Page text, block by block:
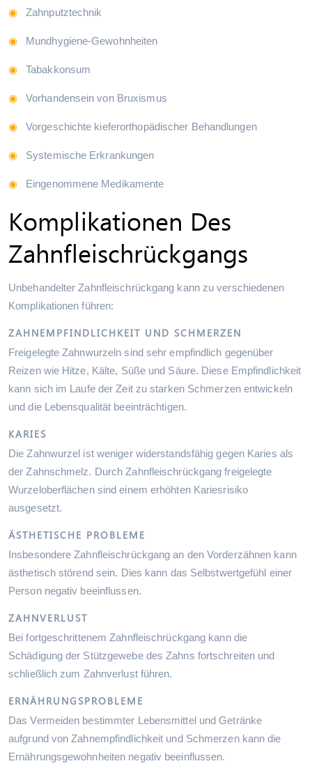
Zahnputztechnik
Mundhygiene-Gewohnheiten
Tabakkonsum
Vorhandensein von Bruxismus
Vorgeschichte kieferorthopädischer Behandlungen
Systemische Erkrankungen
Eingenommene Medikamente
Komplikationen Des
Zahnfleischrückgangs
Unbehandelter Zahnfleischrückgang kann zu verschiedenen
Komplikationen führen:
ZAHNEMPFINDLICHKEIT UND SCHMERZEN
Freigelegte Zahnwurzeln sind sehr empfindlich gegenüber
Reizen wie Hitze, Kälte, Süße und Säure. Diese Empfindlichkeit
kann sich im Laufe der Zeit zu starken Schmerzen entwickeln
und die Lebensqualität beeinträchtigen.
KARIES
Die Zahnwurzel ist weniger widerstandsfähig gegen Karies als
der Zahnschmelz. Durch Zahnfleischrückgang freigelegte
Wurzeloberflächen sind einem erhöhten Kariesrisiko
ausgesetzt.
ÄSTHETISCHE PROBLEME
Insbesondere Zahnfleischrückgang an den Vorderzähnen kann
ästhetisch störend sein. Dies kann das Selbstwertgefühl einer
Person negativ beeinflussen.
ZAHNVERLUST
Bei fortgeschrittenem Zahnfleischrückgang kann die
Schädigung der Stützgewebe des Zahns fortschreiten und
schließlich zum Zahnverlust führen.
ERNÄHRUNGSPROBLEME
Das Vermeiden bestimmter Lebensmittel und Getränke
aufgrund von Zahnempfindlichkeit und Schmerzen kann die
Ernährungsgewohnheiten negativ beeinflussen.